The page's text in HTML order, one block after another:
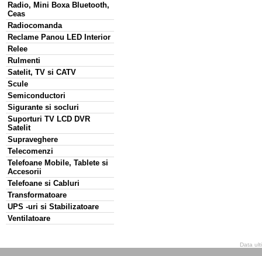
Radio, Mini Boxa Bluetooth,
Ceas
Radiocomanda
Reclame Panou LED Interior
Relee
Rulmenti
Satelit, TV si CATV
Scule
Semiconductori
Sigurante si socluri
Suporturi TV LCD DVR
Satelit
Supraveghere
Telecomenzi
Telefoane Mobile, Tablete si
Accesorii
Telefoane si Cabluri
Transformatoare
UPS -uri si Stabilizatoare
Ventilatoare
Data